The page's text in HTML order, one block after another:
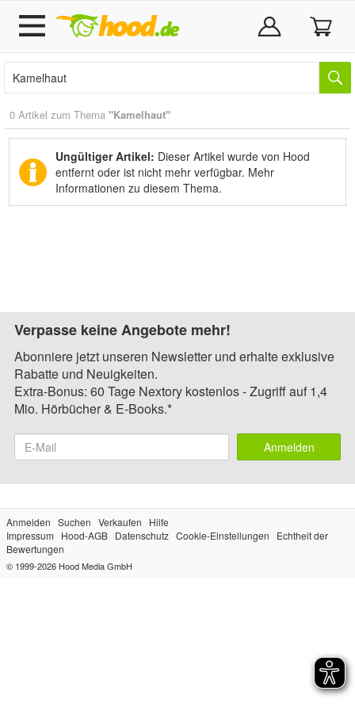
0 Artikel zum Thema "Kamelhaut"
Ungültiger Artikel: Dieser Artikel wurde von Hood
entfernt oder ist nicht mehr verfügbar. Mehr
Informationen zu diesem Thema.
Verpasse keine Angebote mehr!
Abonniere jetzt unseren Newsletter und erhalte exklusive
Rabatte und Neuigkeiten.
Extra-Bonus: 60 Tage Nextory kostenlos - Zugriff auf 1,4
Mio. Hörbücher & E-Books.*
Anmelden
Anmelden Suchen Verkaufen
Hilfe
Impressum
Hood-AGB Datenschutz Cookie-Einstellungen
Echtheit der
Bewertungen
© 1999-2026 Hood Media GmbH